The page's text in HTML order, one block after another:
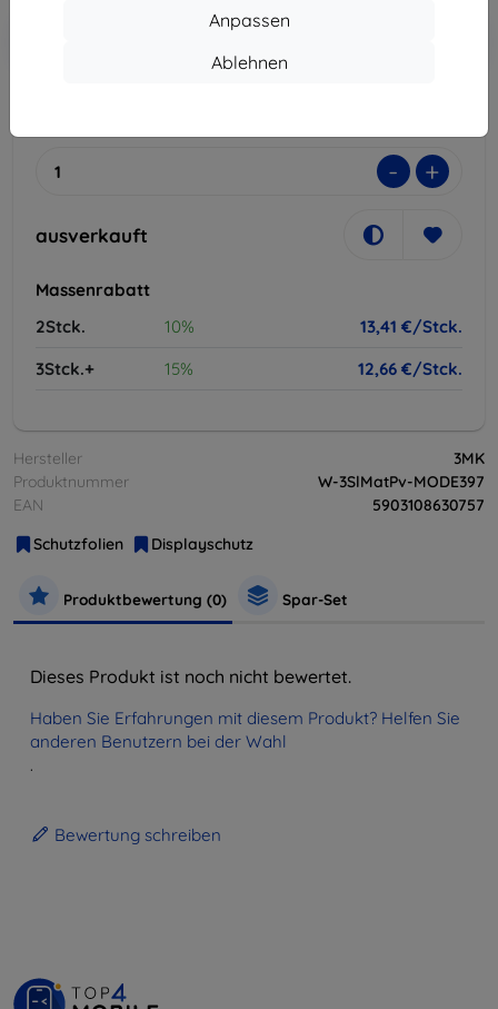
Anpassen
Ablehnen
Rabatt mit Gutschein
- +
ausverkauft
Massenrabatt
2Stck.
10%
13,41 €/Stck.
3Stck.+
15% 12,66 €/Stck.
Hersteller
3MK
Produktnummer
W-3SlMatPv-MODE397
EAN
5903108630757
Schutzfolien
Displayschutz
Produktbewertung (0) Spar-Set
Dieses Produkt ist noch nicht bewertet.
Haben Sie Erfahrungen mit diesem Produkt? Helfen Sie
anderen Benutzern bei der Wahl
.
Bewertung schreiben